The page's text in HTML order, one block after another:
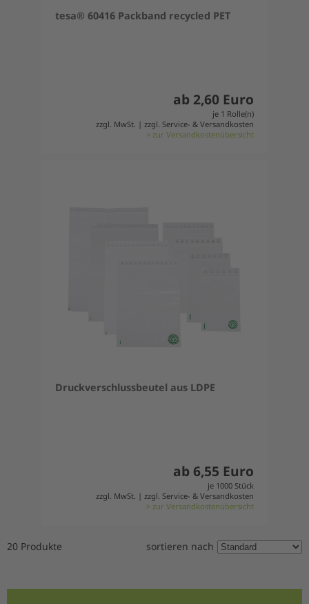
tesa® 60416 Packband recycled PET
ab 2,60 Euro
je 1 Rolle(n)
zzgl. MwSt. | zzgl. Service- & Versandkosten
> zur Versandkostenübersicht
Druckverschlussbeutel aus LDPE
ab 6,55 Euro
je 1000 Stück
zzgl. MwSt. | zzgl. Service- & Versandkosten
> zur Versandkostenübersicht
20 Produkte sortieren nach